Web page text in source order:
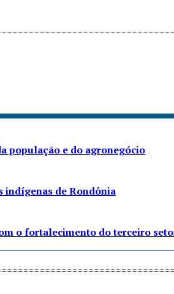
população e do agronegócio
indígenas de Rondônia
o fortalecimento do terceiro